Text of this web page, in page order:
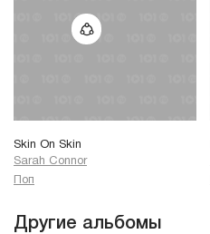
Skin On Skin
Sarah Connor
Поп
Другие альбомы